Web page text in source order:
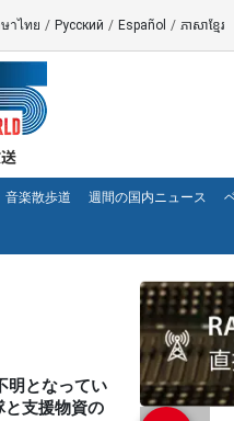
าไทย / Русский / Español / ភាសាខ្មែរ
音楽散歩道 週間の国内ニュース
明となってい
と支援物資の